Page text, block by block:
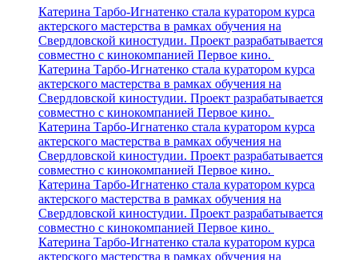
мастерства
в
рамках
обучения
на
Свердловской
киностудии.
Проект
разрабатывается
совместно
с
кинокомпанией
Первое
кино.
Катерина Тарбо-Игнатенко стала куратором курса
актерского мастерства в рамках обучения на
Свердловской киностудии. Проект разрабатывается
совместно с кинокомпанией Первое кино.
Катерина Тарбо-Игнатенко стала куратором курса
актерского мастерства в рамках обучения на
Свердловской киностудии. Проект разрабатывается
совместно с кинокомпанией Первое кино.
Катерина Тарбо-Игнатенко стала куратором курса
актерского мастерства в рамках обучения на
Свердловской киностудии. Проект разрабатывается
совместно с кинокомпанией Первое кино.
Катерина Тарбо-Игнатенко стала куратором курса
актерского мастерства в рамках обучения на
Свердловской киностудии. Проект разрабатывается
совместно с кинокомпанией Первое кино.
Катерина Тарбо-Игнатенко стала куратором курса
актерского мастерства в рамках обучения на